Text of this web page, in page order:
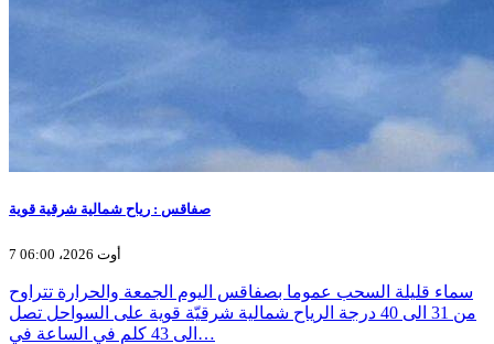
صفاقس : رياح شمالية شرقية قوية
7 أوت 2026، 06:00
سماء قليلة السحب عموما بصفاقس اليوم الجمعة والحرارة تتراوح
من 31 الى 40 درجة الرياح شمالية شرقيّة قوية على السواحل تصل
الى 43 كلم في الساعة في…